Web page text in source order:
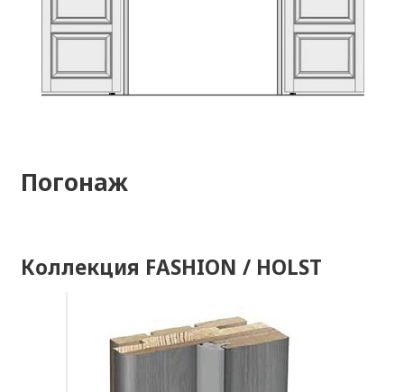
Погонаж
Коллекция FASHION / HOLST